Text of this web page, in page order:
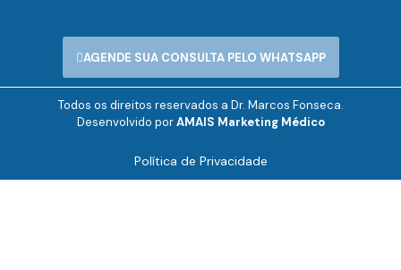
AGENDE SUA CONSULTA PELO WHATSAPP
Todos os direitos reservados a Dr. Marcos Fonseca.
Desenvolvido porAMAIS Marketing Médico
Política de Privacidade